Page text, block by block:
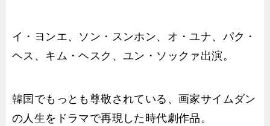
イ・ヨンエ、ソン・スンホン、オ・ユナ、パク・
ヘス、キム・ヘスク、ユン・ソックァ出演。
韓国でもっとも尊敬されている、画家サイムダン
の人生をドラマで再現した時代劇作品。